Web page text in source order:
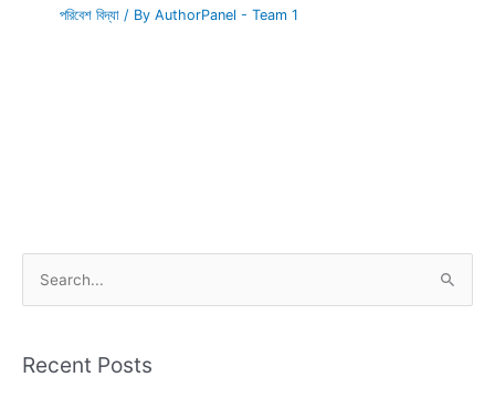
পরিবেশ বিদ্যা / ByAuthorPanel - Team 1
rRecent Posts